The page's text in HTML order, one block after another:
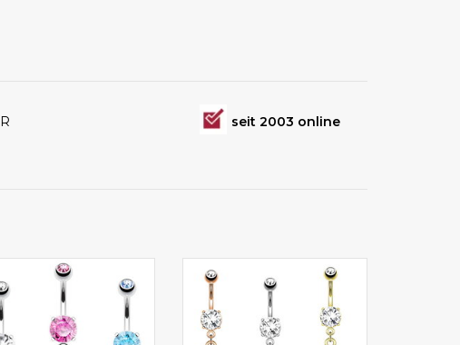
seit 2003 online
3 Farben zur Auswahl!
Der zierliche Anhänger ist ca.
23 mm lang